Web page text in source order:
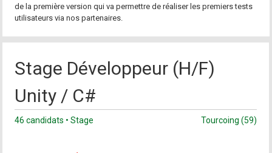
de la première version qui va permettre de réaliser les premiers tests
utilisateurs via nos partenaires.
Stage Développeur (H/F)
Unity / C#
46 candidats • Stage Tourcoing (59)